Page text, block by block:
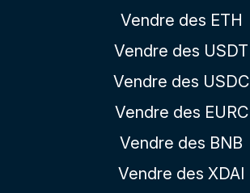
Vendre des ETH
Vendre des USDT
Vendre des USDC
Vendre des EURC
Vendre des BNB
Vendre des XDAI